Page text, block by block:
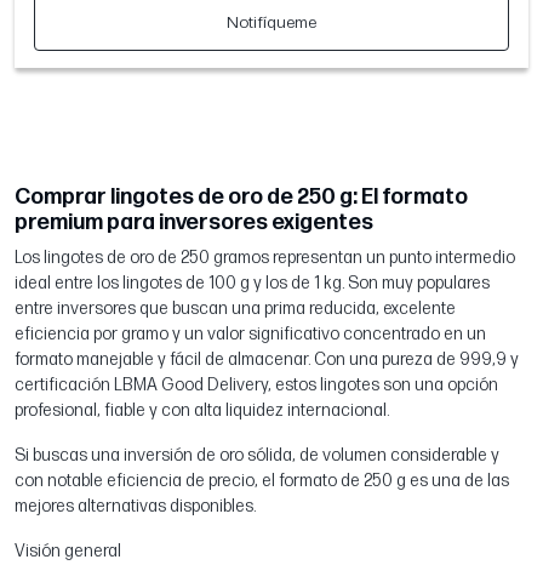
Notifíqueme
Comprar lingotes de oro de 250 g: El formato
premium para inversores exigentes
Los lingotes de oro de 250 gramos representan un punto intermedio
ideal entre los lingotes de 100 g y los de 1 kg. Son muy populares
entre inversores que buscan una prima reducida, excelente
eficiencia por gramo y un valor significativo concentrado en un
formato manejable y fácil de almacenar. Con una pureza de 999,9 y
certificación LBMA Good Delivery, estos lingotes son una opción
profesional, fiable y con alta liquidez internacional.
Si buscas una inversión de oro sólida, de volumen considerable y
con notable eficiencia de precio, el formato de 250 g es una de las
mejores alternativas disponibles.
Visión general